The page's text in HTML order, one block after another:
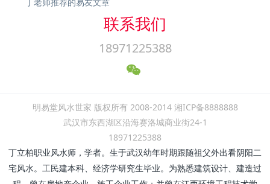
丁老师推荐的易友文章
联系我们
18971225388
明易堂风水世家 版权所有 2008-2014 湘ICP备8888888
武汉市东西湖区沿海赛洛城商业街24-1
18971225388
丁立柏职业风水师，学者。生于武汉幼年时期跟随祖父外出看阴阳二
宅风水。工民建本科、经济学研究生毕业。为熟悉建筑设计、建造过